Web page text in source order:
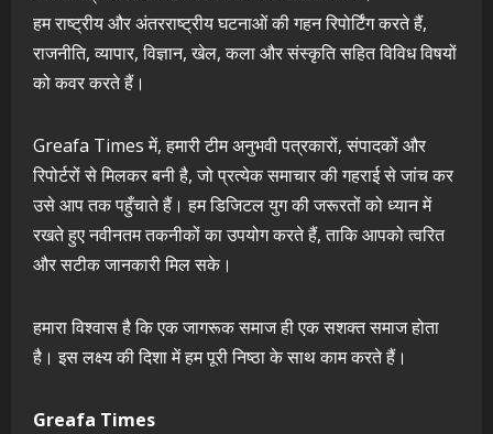
हम राष्ट्रीय और अंतरराष्ट्रीय घटनाओं की गहन रिपोर्टिंग करते हैं,
राजनीति, व्यापार, विज्ञान, खेल, कला और संस्कृति सहित विविध विषयों
को कवर करते हैं।
Greafa Times में, हमारी टीम अनुभवी पत्रकारों, संपादकों और
रिपोर्टरों से मिलकर बनी है, जो प्रत्येक समाचार की गहराई से जांच कर
उसे आप तक पहुँचाते हैं। हम डिजिटल युग की जरूरतों को ध्यान में
रखते हुए नवीनतम तकनीकों का उपयोग करते हैं, ताकि आपको त्वरित
और सटीक जानकारी मिल सके।
हमारा विश्वास है कि एक जागरूक समाज ही एक सशक्त समाज होता
है। इस लक्ष्य की दिशा में हम पूरी निष्ठा के साथ काम करते हैं।
Greafa Times